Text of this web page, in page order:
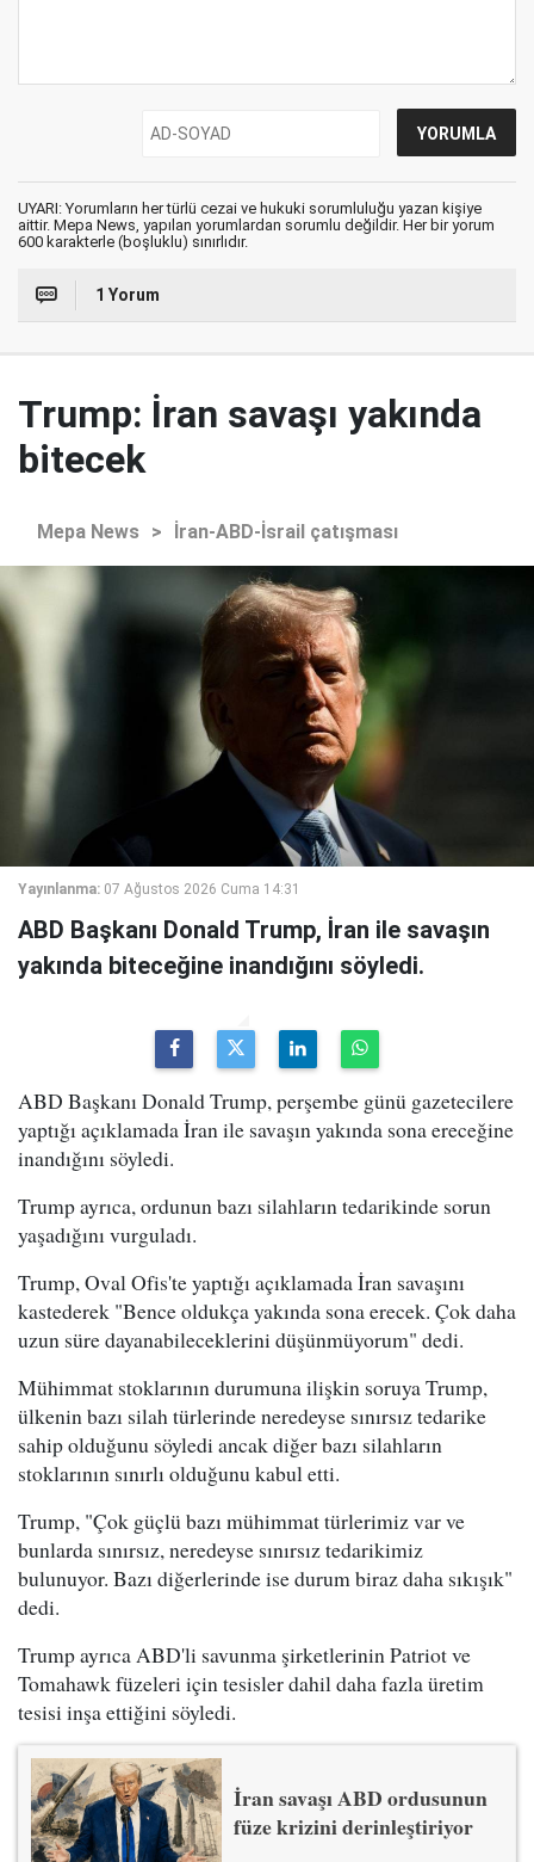
UYARI: Yorumların her türlü cezai ve hukuki sorumluluğu yazan kişiye
aittir. Mepa News, yapılan yorumlardan sorumlu değildir. Her bir yorum
600 karakterle (boşluklu) sınırlıdır.
1 Yorum
Trump: İran savaşı yakında
bitecek
Mepa News > İran-ABD-İsrail çatışması
Yayınlanma: 07 Ağustos 2026 Cuma 14:31
ABD Başkanı Donald Trump, İran ile savaşın
yakında biteceğine inandığını söyledi.
ABD Başkanı Donald Trump, perşembe günü gazetecilere
yaptığı açıklamada İran ile savaşın yakında sona ereceğine
inandığını söyledi.
Trump ayrıca, ordunun bazı silahların tedarikinde sorun
yaşadığını vurguladı.
Trump, Oval Ofis'te yaptığı açıklamada İran savaşını
kastederek "Bence oldukça yakında sona erecek. Çok daha
uzun süre dayanabileceklerini düşünmüyorum" dedi.
Mühimmat stoklarının durumuna ilişkin soruya Trump,
ülkenin bazı silah türlerinde neredeyse sınırsız tedarike
sahip olduğunu söyledi ancak diğer bazı silahların
stoklarının sınırlı olduğunu kabul etti.
Trump, "Çok güçlü bazı mühimmat türlerimiz var ve
bunlarda sınırsız, neredeyse sınırsız tedarikimiz
bulunuyor. Bazı diğerlerinde ise durum biraz daha sıkışık"
dedi.
Trump ayrıca ABD'li savunma şirketlerinin Patriot ve
Tomahawk füzeleri için tesisler dahil daha fazla üretim
tesisi inşa ettiğini söyledi.
İran savaşı ABD ordusunun
füze krizini derinleştiriyor